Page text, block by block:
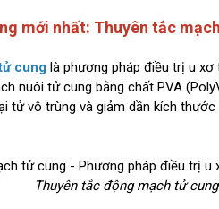
mới nhất: Thuyên tắc
cung là phương pháp điều trị u
nuôi tử cung bằng chất PVA
tử vô trùng và giảm dần kích
Thuyên tắc động mạch tử cung